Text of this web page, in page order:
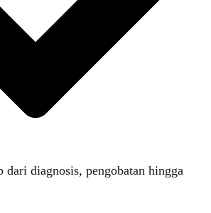
diagnosis, pengobatan hingga